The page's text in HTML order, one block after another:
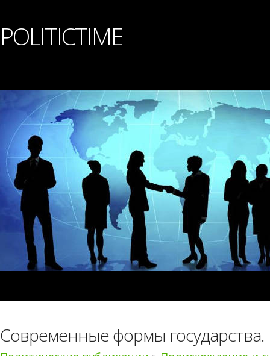
POLITICTIME
Современные формы государства.